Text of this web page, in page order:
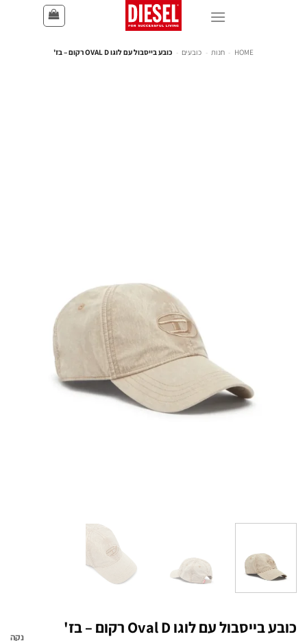
HOME
- חנות - כובעים - כובע בייסבול עם לוגו OVAL D רקום – בז'
כובע בייסבול עם לוגו Oval D רקום – בז' נקה